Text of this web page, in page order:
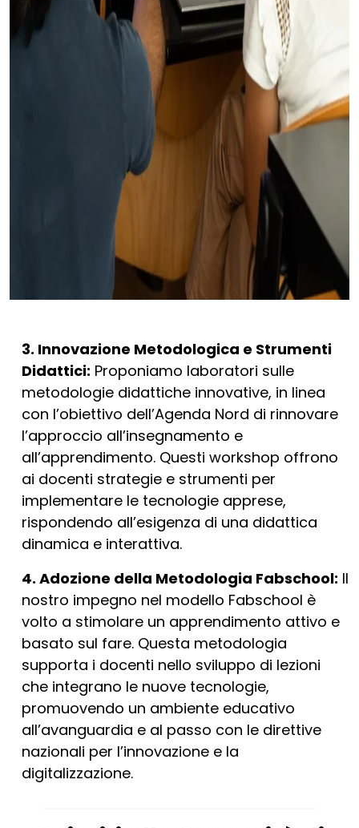
3. Innovazione Metodologica e Strumenti
Didattici: Proponiamo laboratori sulle
metodologie didattiche innovative, in linea
con l’obiettivo dell’Agenda Nord di rinnovare
l’approccio all’insegnamento e
all’apprendimento. Questi workshop offrono
ai docenti strategie e strumenti per
implementare le tecnologie apprese,
rispondendo all’esigenza di una didattica
dinamica e interattiva.
4. Adozione della Metodologia Fabschool: Il
nostro impegno nel modello Fabschool è
volto a stimolare un apprendimento attivo e
basato sul fare. Questa metodologia
supporta i docenti nello sviluppo di lezioni
che integrano le nuove tecnologie,
promuovendo un ambiente educativo
all’avanguardia e al passo con le direttive
nazionali per l’innovazione e la
digitalizzazione.